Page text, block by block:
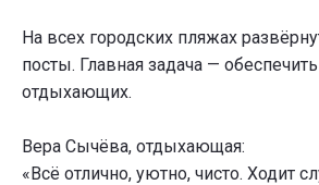
На всех городских пляжах
посты. Главная задача —
отдыхающих.
Вера Сычёва, отдыхающая:
«Всё отлично, уютно, чисто. Ходит